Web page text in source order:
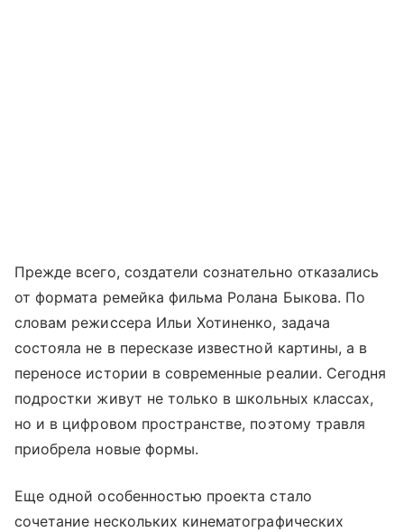
Прежде всего, создатели сознательно отказались
от формата ремейка фильма Ролана Быкова. По
словам режиссера Ильи Хотиненко, задача
состояла не в пересказе известной картины, а в
переносе истории в современные реалии. Сегодня
подростки живут не только в школьных классах,
но и в цифровом пространстве, поэтому травля
приобрела новые формы.
Еще одной особенностью проекта стало
сочетание нескольких кинематографических